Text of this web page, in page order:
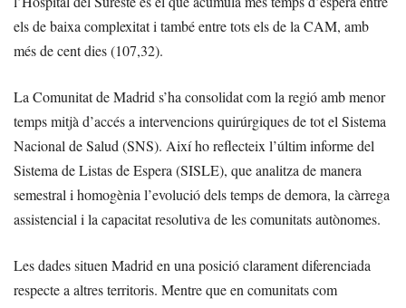
els de baixa complexitat i també entre tots els de la CAM, amb
més de cent dies (107,32).
La Comunitat de Madrid s’ha consolidat com la regió amb menor
temps mitjà d’accés a intervencions quirúrgiques de tot el Sistema
Nacional de Salud (SNS). Així ho reflecteix l’últim informe del
Sistema de Listas de Espera (SISLE), que analitza de manera
semestral i homogènia l’evolució dels temps de demora, la càrrega
assistencial i la capacitat resolutiva de les comunitats autònomes.
Les dades situen Madrid en una posició clarament diferenciada
respecte a altres territoris. Mentre que en comunitats com